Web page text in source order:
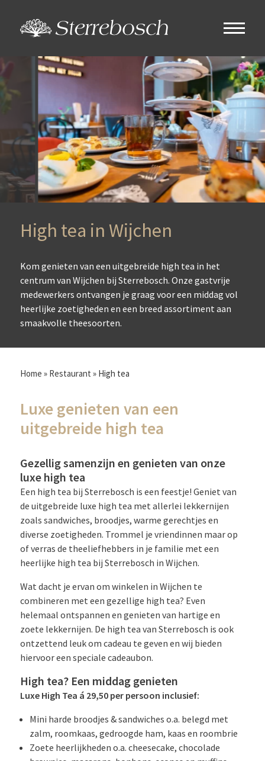
High tea in Wijchen
Kom genieten van een uitgebreide high tea in het
centrum van Wijchen bij Sterrebosch. Onze gastvrije
medewerkers ontvangen je graag voor een middag vol
heerlijke zoetigheden en een breed assortiment aan
smaakvolle theesoorten.
Home » Restaurant » High tea
Luxe genieten van een
uitgebreide high tea
Gezellig samenzijn en genieten van onze
luxe high tea​
Een high tea bij Sterrebosch is een feestje! Geniet van
de uitgebreide luxe high tea met allerlei lekkernijen
zoals sandwiches, broodjes, warme gerechtjes en
diverse zoetigheden. Trommel je vriendinnen maar op
of verras de theeliefhebbers in je familie met een
heerlijke high tea bij Sterrebosch in Wijchen.
Wat dacht je ervan om winkelen in Wijchen te
combineren met een gezellige high tea? Even
helemaal ontspannen en genieten van hartige en
zoete lekkernijen. De high tea van Sterrebosch is ook
ontzettend leuk om cadeau te geven en wij bieden
hiervoor een speciale cadeaubon.
High tea? Een middag genieten
Luxe High Tea á 29,50 per persoon inclusief:
Mini harde broodjes & sandwiches o.a. belegd met
zalm, roomkaas, gedroogde ham, kaas en roombrie
Zoete heerlijkheden o.a. cheesecake, chocolade